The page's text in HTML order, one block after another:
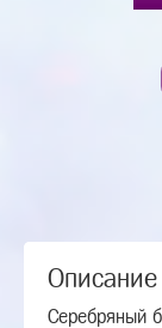
Серебряный